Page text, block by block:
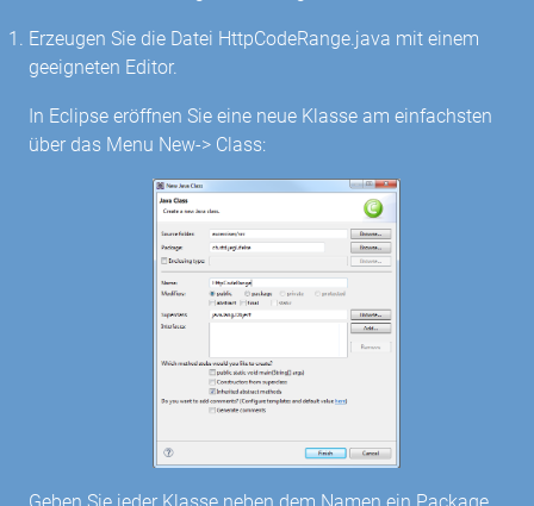
Erzeugen Sie die Datei HttpCodeRange.java mit einem
geeigneten Editor.
In Eclipse eröffnen Sie eine neue Klasse am einfachsten
über das Menu New-> Class:
Geben Sie jeder Klasse neben dem Namen ein Package